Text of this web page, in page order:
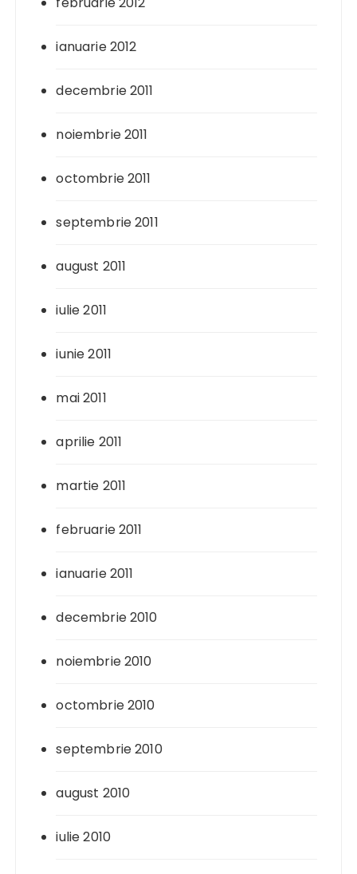
ianuarie 2012
decembrie 2011
noiembrie 2011
octombrie 2011
septembrie 2011
august 2011
iulie 2011
iunie 2011
mai 2011
aprilie 2011
martie 2011
februarie 2011
ianuarie 2011
decembrie 2010
noiembrie 2010
octombrie 2010
septembrie 2010
august 2010
iulie 2010